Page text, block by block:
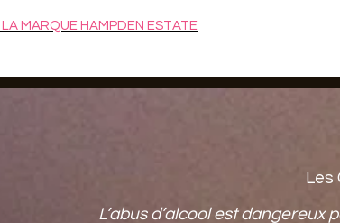
MARQUE HAMPDEN ESTATE
Les
L’abus d’alcool est dangereux